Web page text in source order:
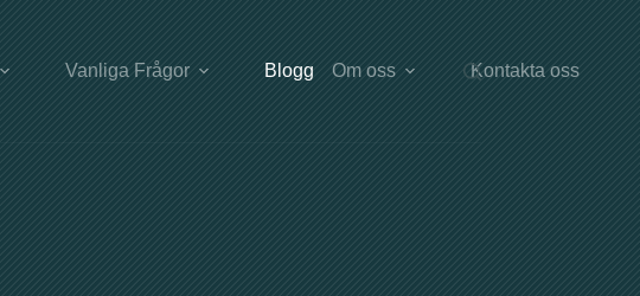
Vanliga Frågor Blogg Om oss Kontakta oss